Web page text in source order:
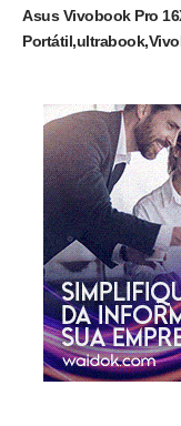
Asus Vivobook Pro
Portátil ultrabook